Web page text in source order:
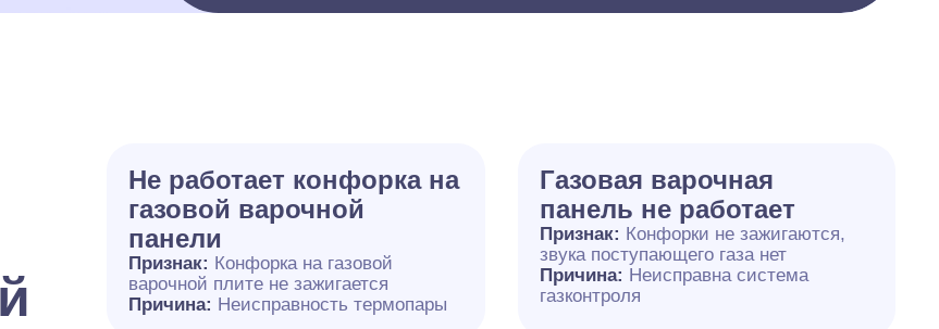
Не работает конфорка на
газовой варочной
панели
Признак: Конфорка на газовой
варочной плите не зажигается
Причина: Неисправность термопары
Газовая варочная
панель не работает
Признак: Конфорки не зажигаются,
звука поступающего газа нет
Причина: Неисправна система
газконтроля